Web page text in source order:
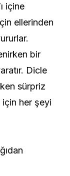
içine
ellerinden
bir
Dicle
sürpriz
her şeyi